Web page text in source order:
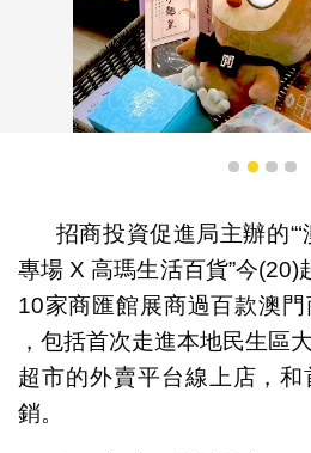
商匯館過百款澳門好貨於2月20
銷
1 2 3 4
招商投資促進局主辦的
專場 X 高瑪生活百貨”今
10家商匯館展商過百款澳門
，包括首次走進本地民生區
超市的外賣平台線上店，
銷。